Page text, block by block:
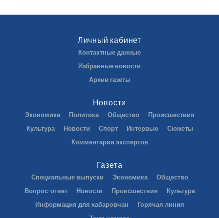
Личный кабинет
Контактные данные
Избранные новости
Архив газеты
Новости
Экономика Политика Общество
Происшествия
Культура
Новости Спорт Интервью
Сюжеты
Комментарии экспертов
Газета
Специальные выпуски Экономика
Общество
Вопрос-ответ
Новости Происшествия
Культура
Информация для хабаровчан
Горячая линия